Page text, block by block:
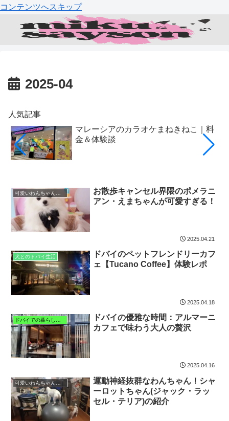
コンテンツへスキップ
2025-04
人気記事
マレーシアのカラオケまねきねこ｜料
金＆体験談
お散歩キャンセル界隈のポメラニ
アン・えまちゃんが可愛すぎる！
2025.04.21
犬とのドバイ生活
ドバイのペットフレンドリーカフ
ェ【Tucano Coffee】体験レポ
2025.04.18
ドバイの優雅な時間：アルマーニ
カフェで味わう大人の贅沢
2025.04.16
可愛いわんちゃん特集
運動神経抜群なわんちゃん！シャ
ーロットちゃん(ジャック・ラッ
セル・テリア)の紹介